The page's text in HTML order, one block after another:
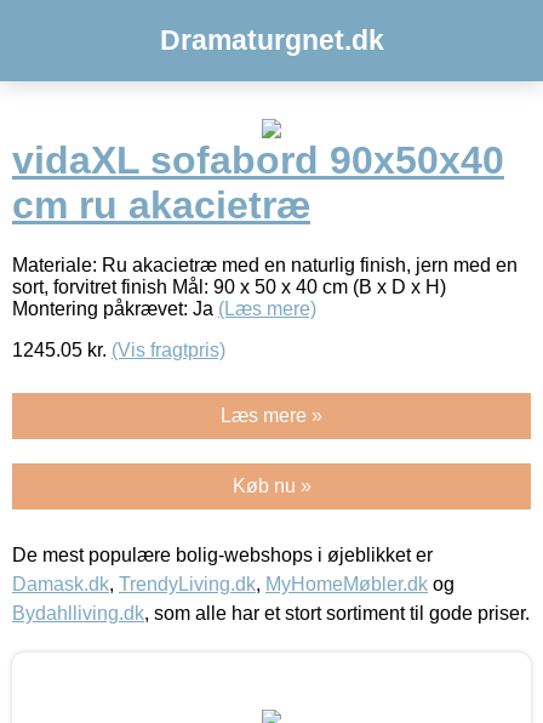
Dramaturgnet.dk
vidaXL sofabord 90x50x40
cm ru akacietræ
Materiale: Ru akacietræ med en naturlig finish, jern med en
sort, forvitret finish Mål: 90 x 50 x 40 cm (B x D x H)
Montering påkrævet: Ja (Læs mere)
1245.05 kr. (Vis fragtpris)
Læs mere »
Køb nu »
De mest populære bolig-webshops i øjeblikket er
Damask.dk, TrendyLiving.dk, MyHomeMøbler.dk og
Bydahlliving.dk, som alle har et stort sortiment til gode priser.